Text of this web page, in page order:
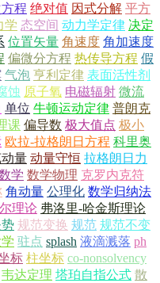
程 绝对值 因式分解 平方
学 态空间 动力学定律 决定
位置矢量 角速度 角加速度
偏微分方程 热传导方程 假
气泡 亨利定律 表面活性剂
蚀 原子氧 电磁辐射 微流
单位 牛顿运动定律 普朗克
课 偏导数 极大值点 极小
欧拉-拉格朗日方程 科里奥
量 动量守恒 拉格朗日力
学 数学物理 克罗内克符
角动量 公理化 数学归纳法
理论 弗洛里-哈金斯理论
规范变换 规范 规范不变
驻点 splash 液滴溅落 ph
标 柱坐标 co-nonsolvency
韦达定理 塔珀自指公式 散